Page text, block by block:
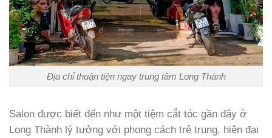
Địa chỉ thuận tiện ngay trung tâm Long Thành
Salon được biết đến như một tiệm cắt tóc gần đây ở
Long Thành lý tưởng với phong cách trẻ trung, hiện đại